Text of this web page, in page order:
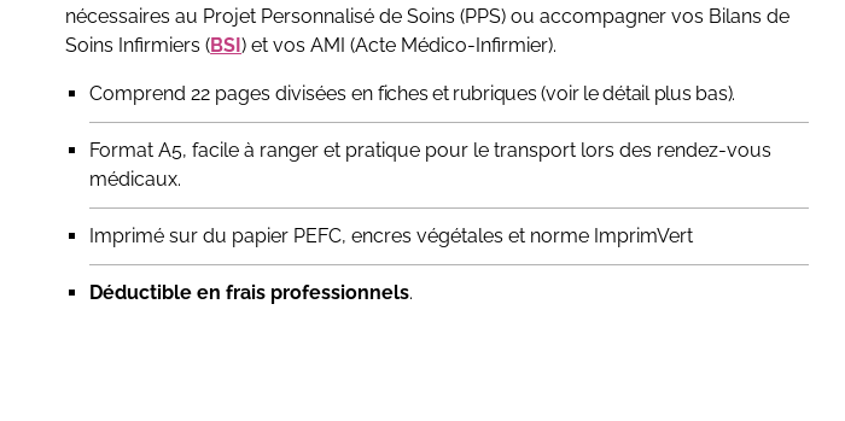
nécessaires au Projet Personnalisé de Soins (PPS) ou accompagner vos Bilans de
Soins Infirmiers (BSI) et vos AMI (Acte Médico-Infirmier).
Comprend 22 pages divisées enfiches et rubriques (voir le détail plus bas).
Format A5, facile à ranger et pratique pour le transport lors des rendez-vous
médicaux.
Imprimé sur du papier PEFC, encres végétales et norme ImprimVert
Déductible en frais professionnels.